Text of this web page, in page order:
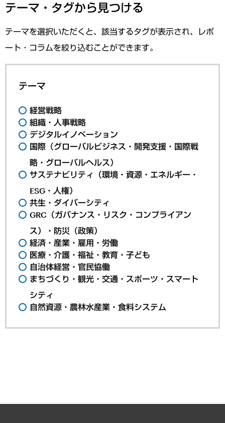
テーマ・タグから見つける
テーマを選択いただくと、該当するタグが表示され、レポ
ート・コラムを絞り込むことができます。
テーマ
経営戦略
組織・人事戦略
デジタルイノベーション
国際（グローバルビジネス・開発支援・国際戦
略・グローバルヘルス）
サステナビリティ（環境・資源・エネルギー・
ESG・人権）
共生・ダイバーシティ
GRC（ガバナンス・リスク・コンプライアン
ス）・防災（政策）
経済・産業・雇用・労働
医療・介護・福祉・教育・子ども
自治体経営・官民協働
まちづくり・観光・交通・スポーツ・スマート
シティ
自然資源・農林水産業・食料システム